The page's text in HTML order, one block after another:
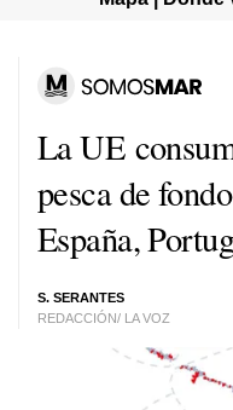
La UE
pesca de
España,
S. SERANTES
REDACCIÓN/ LA VOZ